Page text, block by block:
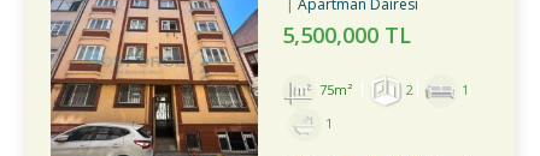
Apartman Dairesi
5,500,000 TL
75m² 2
1
1